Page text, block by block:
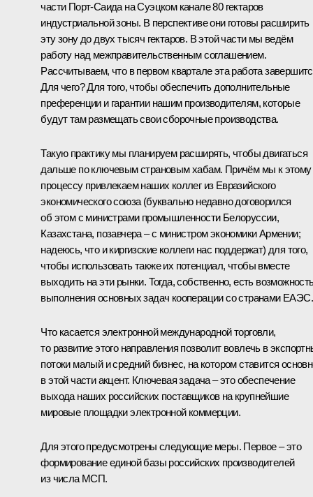
части Порт-Саида на Суэцком канале 80 гектаров
индустриальной зоны. В перспективе они готовы расширить
эту зону до двух тысяч гектаров. В этой части мы ведём
работу над межправительственным соглашением.
Рассчитываем, что в первом квартале эта работа
Для чего? Для того, чтобы обеспечить дополнительные
преференции и гарантии нашим производителям, которые
будут там размещать свои сборочные производства.
Такую практику мы планируем расширять, чтобы двигаться
дальше по ключевым страновым хабам. Причём мы к этому
процессу привлекаем наших коллег из Евразийского
экономического союза (буквально недавно договорился
об этом с министрами промышленности Белоруссии,
Казахстана, позавчера – с министром экономики Армении;
надеюсь, что и киргизские коллеги нас поддержат) для того,
чтобы использовать также их потенциал, чтобы вместе
выходить на эти рынки. Тогда, собственно, есть
выполнения основных задач кооперации со странами ЕАЭС.
Что касается электронной международной торговли,
то развитие этого направления позволит вовлечь в
потоки малый и средний бизнес, на котором ставится
в этой части акцент. Ключевая задача – это обеспечение
выхода наших российских поставщиков на крупнейшие
мировые площадки электронной коммерции.
Для этого предусмотрены следующие меры. Первое – это
формирование единой базы российских производителей
из числа МСП.